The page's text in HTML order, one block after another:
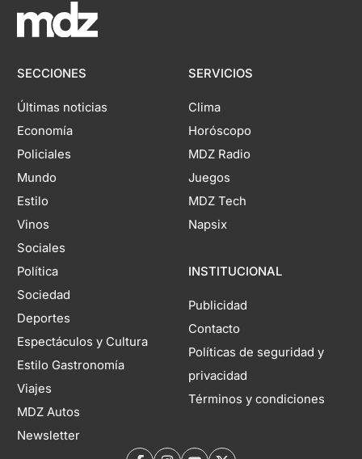
SECCIONES
Últimas noticias
Economía
Policiales
Mundo
Estilo
Vinos
Sociales
Política
Sociedad
Deportes
Espectáculos y Cultura
Estilo Gastronomía
Viajes
MDZ Autos
Newsletter
SERVICIOS
Clima
Horóscopo
MDZ Radio
Juegos
MDZ Tech
Napsix
INSTITUCIONAL
Publicidad
Contacto
Políticas de seguridad y
privacidad
Términos y condiciones